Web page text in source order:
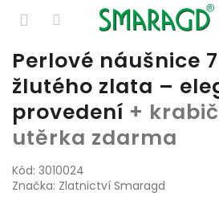
Přejít
obsah
Perlové náušnice
žlutého zlata –
provedení +
utěrka zdarma
Kód: 3010024
Značka: Zlatnictví Smaragd